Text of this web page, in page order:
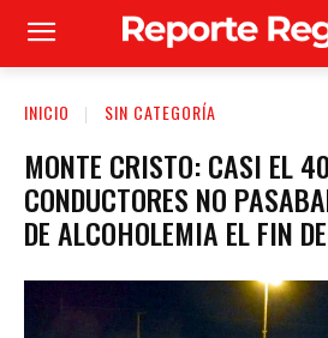
INICIO SIN CATEGORÍA
MONTE CRISTO: CASI EL
CONDUCTORES NO
DE ALCOHOLEMIA EL FIN